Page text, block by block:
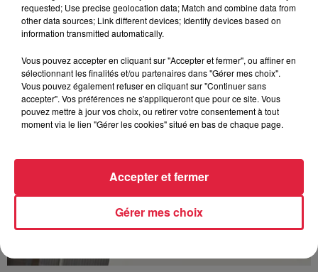
l’eau brune s’écouler de leurs robinets. Face aux
nombreuses interrogations, la municipalité a pris...
requested; Use precise geolocation data; Match and combine data from
other data sources; Link different devices; Identify devices based on
information transmitted automatically.
Vous pouvez accepter en cliquant sur "Accepter et fermer", ou affiner en
sélectionnant les finalités et/ou partenaires dans "Gérer mes choix".
Vous pouvez également refuser en cliquant sur "Continuer sans
accepter". Vos préférences ne s'appliqueront que pour ce site. Vous
pouvez mettre à jour vos choix, ou retirer votre consentement à tout
moment via le lien "Gérer les cookies" situé en bas de chaque page.
Gérer mes choix
Accepter et fermer